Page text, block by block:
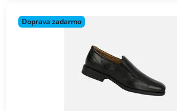
Doprava zadarmo